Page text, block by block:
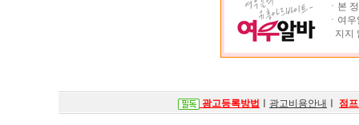
ㆍ본
ㆍ여
지지
광고등록방법 광고비용안내 점